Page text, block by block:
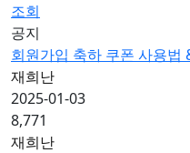
조회
공지
회원가입 축하 쿠폰 사용법
재희난
2025-01-03
8,771
재희난